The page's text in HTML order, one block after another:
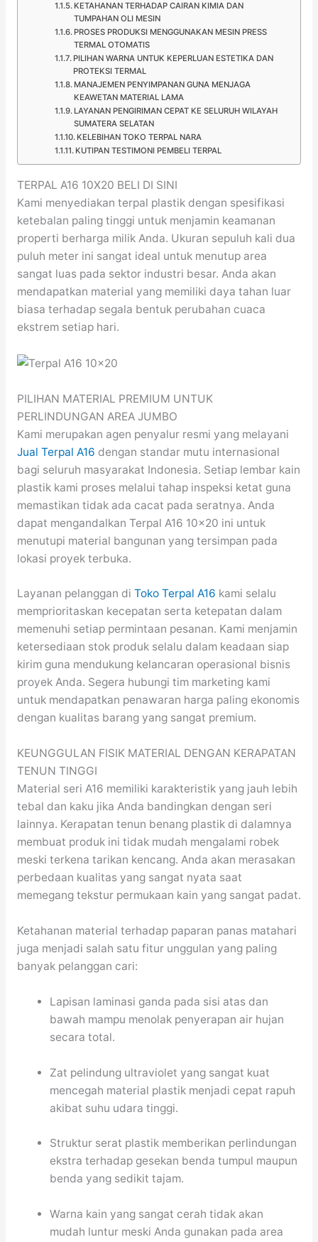
KETAHANAN TERHADAP CAIRAN KIMIA DAN
TUMPAHAN OLI MESIN
PROSES PRODUKSI MENGGUNAKAN MESIN PRESS
TERMAL OTOMATIS
PILIHAN WARNA UNTUK KEPERLUAN ESTETIKA DAN
PROTEKSI TERMAL
MANAJEMEN PENYIMPANAN GUNA MENJAGA
KEAWETAN MATERIAL LAMA
LAYANAN PENGIRIMAN CEPAT KE SELURUH WILAYAH
SUMATERA SELATAN
KELEBIHAN TOKO TERPAL NARA
KUTIPAN TESTIMONI PEMBELI TERPAL
TERPAL A16 10X20 BELI DI SINI
Kami menyediakan terpal plastik dengan spesifikasi
ketebalan paling tinggi untuk menjamin keamanan
properti berharga milik Anda. Ukuran sepuluh kali dua
puluh meter ini sangat ideal untuk menutup area
sangat luas pada sektor industri besar. Anda akan
mendapatkan material yang memiliki daya tahan luar
biasa terhadap segala bentuk perubahan cuaca
ekstrem setiap hari.
PILIHAN MATERIAL PREMIUM UNTUK
PERLINDUNGAN AREA JUMBO
Kami merupakan agen penyalur resmi yang melayani
Jual Terpal A16 dengan standar mutu internasional
bagi seluruh masyarakat Indonesia. Setiap lembar kain
plastik kami proses melalui tahap inspeksi ketat guna
memastikan tidak ada cacat pada seratnya. Anda
dapat mengandalkan Terpal A16 10×20 ini untuk
menutupi material bangunan yang tersimpan pada
lokasi proyek terbuka.
Layanan pelanggan di Toko Terpal A16 kami selalu
memprioritaskan kecepatan serta ketepatan dalam
memenuhi setiap permintaan pesanan. Kami menjamin
ketersediaan stok produk selalu dalam keadaan siap
kirim guna mendukung kelancaran operasional bisnis
proyek Anda. Segera hubungi tim marketing kami
untuk mendapatkan penawaran harga paling ekonomis
dengan kualitas barang yang sangat premium.
KEUNGGULAN FISIK MATERIAL DENGAN KERAPATAN
TENUN TINGGI
Material seri A16 memiliki karakteristik yang jauh lebih
tebal dan kaku jika Anda bandingkan dengan seri
lainnya. Kerapatan tenun benang plastik di dalamnya
membuat produk ini tidak mudah mengalami robek
meski terkena tarikan kencang. Anda akan merasakan
perbedaan kualitas yang sangat nyata saat
memegang tekstur permukaan kain yang sangat padat.
Ketahanan material terhadap paparan panas matahari
juga menjadi salah satu fitur unggulan yang paling
banyak pelanggan cari:
Lapisan laminasi ganda pada sisi atas dan
bawah mampu menolak penyerapan air hujan
secara total.
Zat pelindung ultraviolet yang sangat kuat
mencegah material plastik menjadi cepat rapuh
akibat suhu udara tinggi.
Struktur serat plastik memberikan perlindungan
ekstra terhadap gesekan benda tumpul maupun
benda yang sedikit tajam.
Warna kain yang sangat cerah tidak akan
mudah luntur meski Anda gunakan pada area